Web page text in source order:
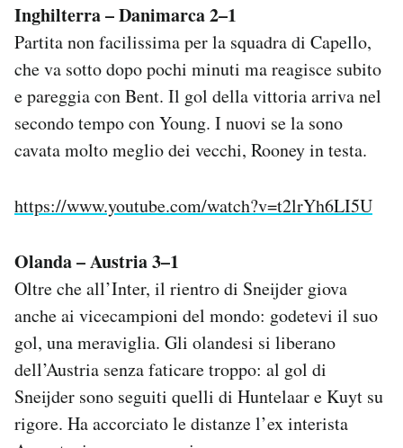
Inghilterra – Danimarca 2–1
Partita non facilissima per la squadra di Capello,
che va sotto dopo pochi minuti ma reagisce subito
e pareggia con Bent. Il gol della vittoria arriva nel
secondo tempo con Young. I nuovi se la sono
cavata molto meglio dei vecchi, Rooney in testa.
https://www.youtube.com/watch?v=t2lrYh6LI5U
Olanda – Austria 3–1
Oltre che all’Inter, il rientro di Sneijder giova
anche ai vicecampioni del mondo: godetevi il suo
gol, una meraviglia. Gli olandesi si liberano
dell’Austria senza faticare troppo: al gol di
Sneijder sono seguiti quelli di Huntelaar e Kuyt su
rigore. Ha accorciato le distanze l’ex interista